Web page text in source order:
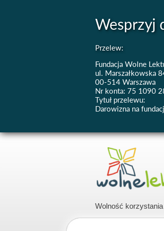
Wesprzyj
Przelew:
Fundacja Wolne
ul. Marszałkowska
00-514 Warszawa
Nr konta: 75 1090
Tytuł przelewu:
Darowizna na
Wolność